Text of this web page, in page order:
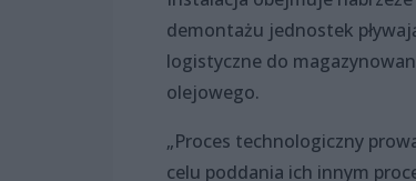
demontażu jednostek
logistyczne do
olejowego.
„Proces technologiczny
celu poddania ich innym